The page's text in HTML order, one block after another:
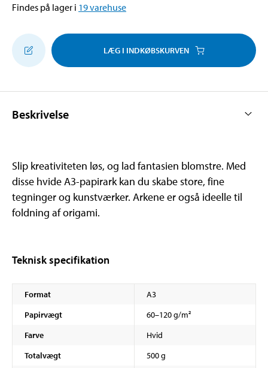
Findes på lager i 19varehuse
LÆG I INDKØBSKURVEN
Beskrivelse
Slip kreativiteten løs, og lad fantasien blomstre. Med
disse hvide A3-papirark kan du skabe store, fine
tegninger og kunstværker. Arkene er også ideelle til
foldning af origami.
Teknisk specifikation
Format
A3
Papirvægt
60–120 g/m²
Farve
Hvid
Totalvægt
500 g